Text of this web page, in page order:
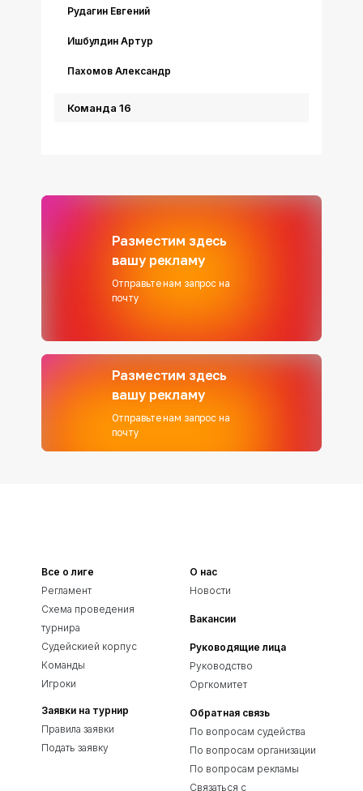
Рудагин Евгений
Ишбулдин Артур
Пахомов Александр
Команда 16
Разместим здесь
вашу рекламу
Отправьте нам запрос на
почту
Разместим здесь
вашу рекламу
Отправьте нам запрос на
почту
Все о лиге
Регламент
Схема проведения
турнира
Судейскией корпус
Команды
Игроки
Заявки на турнир
Правила заявки
Подать заявку
О нас
Новости
Вакансии
Руководящие лица
Руководство
Оргкомитет
Обратная связь
По вопросам судейства
По вопросам организации
По вопросам рекламы
Связаться с